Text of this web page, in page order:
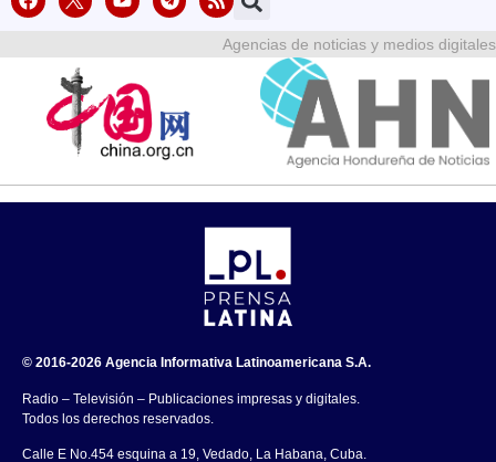
Agencias de noticias y medios digitales
© 2016-2026 Agencia Informativa Latinoamericana S.A.
Radio – Televisión – Publicaciones impresas y digitales.
Todos los derechos reservados.
Calle E No.454 esquina a 19, Vedado, La Habana, Cuba.